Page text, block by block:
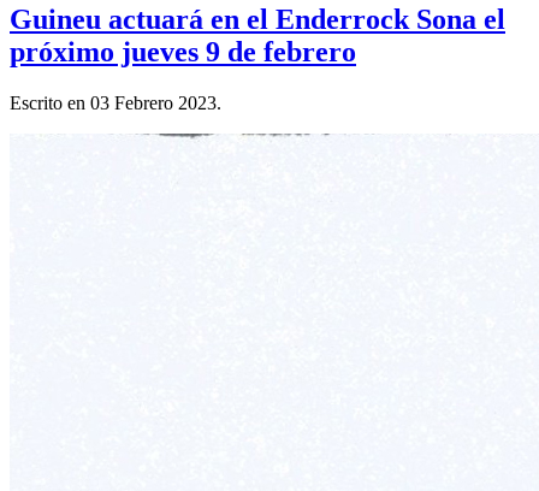
Guineu actuará en el Enderrock Sona el
próximo jueves 9 de febrero
Escrito en 03 Febrero 2023.